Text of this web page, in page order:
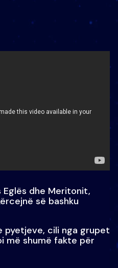
Eglës dhe Meritonit,
së bashku
pyetjeve, cili nga grupet
më shumë fakte për